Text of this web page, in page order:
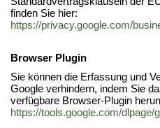
finden Sie hier:
https://privacy.google.com/
Browser Plugin
Sie können die Erfassung und
Google verhindern, indem Sie
verfügbare Browser-Plugin
https://tools.google.com/dlpage/